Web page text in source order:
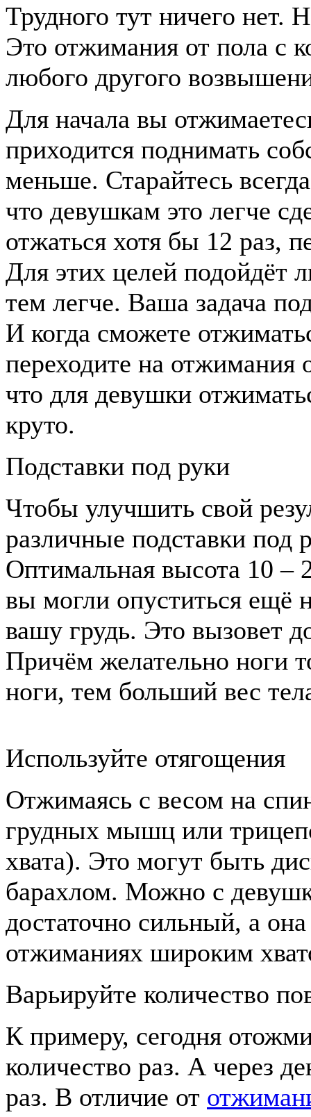
Трудного тут ничего нет.
Это отжимания от пола с
любого другого
Для начала вы
приходится поднимать
меньше. Старайтесь
что девушкам это легче
отжаться хотя бы 12 раз,
Для этих целей
тем легче. Ваша задача
И когда сможете
переходите на
что для девушки
круто.
Подставки под руки
Чтобы улучшить свой
различные подставки под
Оптимальная высота 10 –
вы могли опуститься ещё
вашу грудь. Это вызовет
Причём желательно ноги
ноги, тем больший вес
Используйте отягощения
Отжимаясь с весом на
грудных мышц или
хвата). Это могут быть
барахлом. Можно с
достаточно сильный, а
отжиманиях широким
Варьируйте количество
К примеру, сегодня
количество раз. А через
раз. В отличие от